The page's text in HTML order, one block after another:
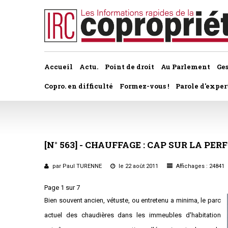
Accueil Actu.
Études et rapports
Point de droit Au Parlement
Association syndicale de
Application du statut
Convocations
Pouvoirs
Copro. en difficulté Formez-vous ! Parole
[N° 563] - CHAUFFAGE : CAP SUR LA
par Paul TURENNE le 22 août 2011 Affichages : 24841
Page 1 sur 7
Bien souvent ancien, vétuste, ou entretenu a minima, le parc
actuel des chaudières dans les immeubles d'habitation